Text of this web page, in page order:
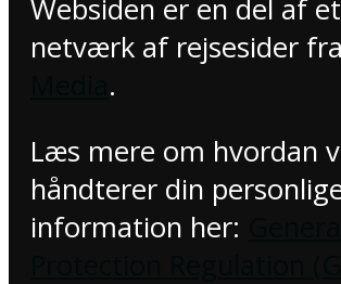
Websiden er en del af
netværk af rejsesider fra
.
Læs mere om hvordan
håndterer din
information her: